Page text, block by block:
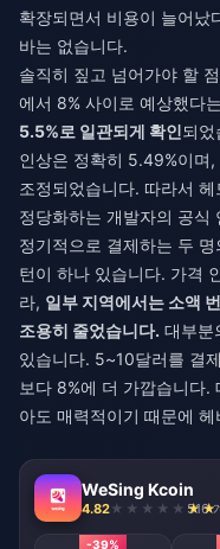
확장되면서 비용이 늘어났
바는 없습니다.
솔직히 짚고 넘어가야 할
에서 8% 사이로 예상했다
5.5%로 일관되게 확인되
인상은 정확히 5.49%이며
조정되었습니다. 따라서
정당화하는 개발자의 공식
정기적으로 결제하는 두
턴이 하나 있습니다. 가격
라, 일부 지역에서는 소액
조용히 줄었습니다. 대부분
있습니다. 5~10달러를 결
보다 8%에 더 가깝습니다.
아도 매력적이기 때문에
WeSing Kcoin
4.82 516
-39%